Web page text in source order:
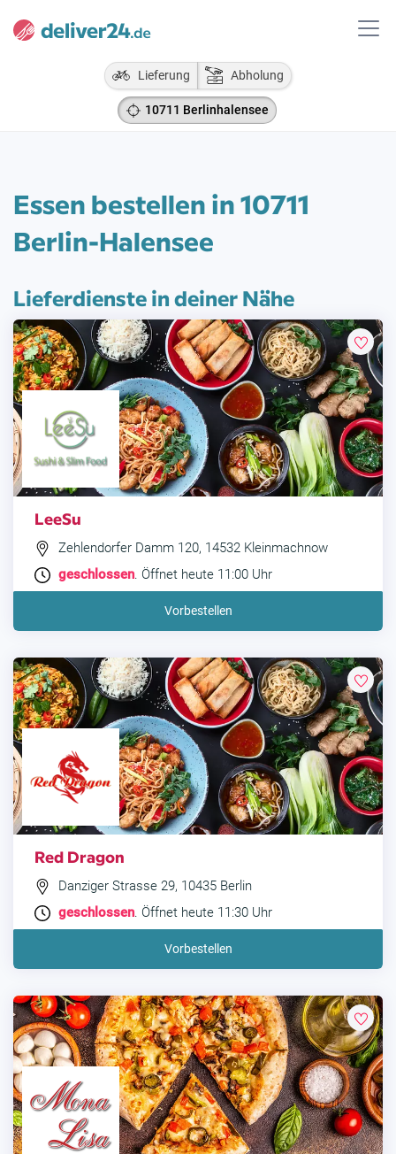
Lieferung Abholung
10711 Berlinhalensee
Essen bestellen in 10711
Berlin-Halensee
Lieferdienste in deiner Nähe
LeeSu
Zehlendorfer Damm 120, 14532 Kleinmachnow
geschlossen. Öffnet heute 11:00 Uhr
Vorbestellen
Red Dragon
Danziger Strasse 29, 10435 Berlin
geschlossen. Öffnet heute 11:30 Uhr
Vorbestellen